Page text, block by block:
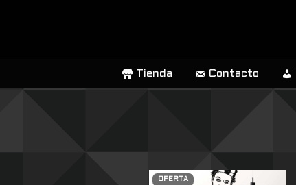
Tienda Contacto
OFERTA